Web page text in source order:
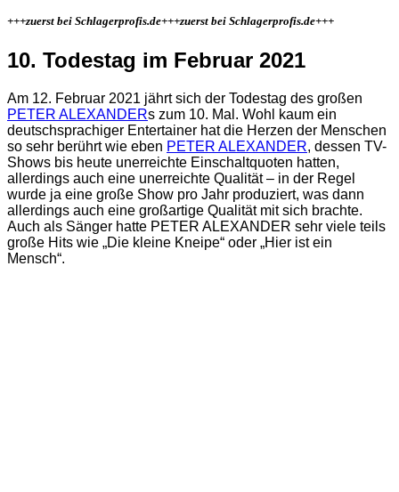
+++zuerst bei Schlagerprofis.de+++zuerst bei Schlagerprofis.de+++
10. Todestag im Februar 2021
Am 12. Februar 2021 jährt sich der Todestag des großen
PETER ALEXANDERs zum 10. Mal. Wohl kaum ein
deutschsprachiger Entertainer hat die Herzen der Menschen
so sehr berührt wie eben PETER ALEXANDER, dessen TV-
Shows bis heute unerreichte Einschaltquoten hatten,
allerdings auch eine unerreichte Qualität – in der Regel
wurde ja eine große Show pro Jahr produziert, was dann
allerdings auch eine großartige Qualität mit sich brachte.
Auch als Sänger hatte PETER ALEXANDER sehr viele teils
große Hits wie „Die kleine Kneipe“ oder „Hier ist ein
Mensch“.